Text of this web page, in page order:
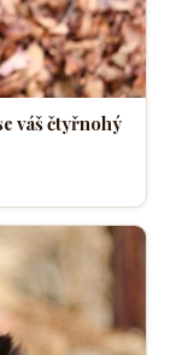
váš čtyřnohý